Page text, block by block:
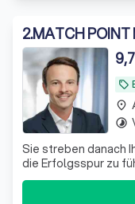
2.MATCH
local_offer
9,7
Sie streben danach
die Erfolgsspur zu
maßgeschneiderter
tiefgreifenden
place
timelapse